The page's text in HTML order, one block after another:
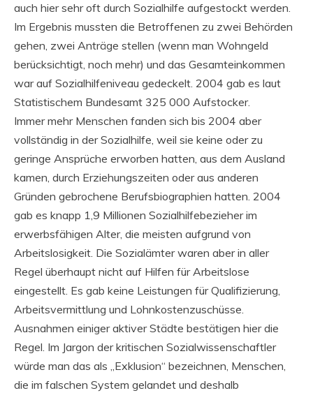
auch hier sehr oft durch Sozialhilfe aufgestockt werden.
Im Ergebnis mussten die Betroffenen zu zwei Behörden
gehen, zwei Anträge stellen (wenn man Wohngeld
berücksichtigt, noch mehr) und das Gesamteinkommen
war auf Sozialhilfeniveau gedeckelt. 2004 gab es laut
Statistischem Bundesamt 325 000 Aufstocker.
Immer mehr Menschen fanden sich bis 2004 aber
vollständig in der Sozialhilfe, weil sie keine oder zu
geringe Ansprüche erworben hatten, aus dem Ausland
kamen, durch Erziehungszeiten oder aus anderen
Gründen gebrochene Berufsbiographien hatten. 2004
gab es knapp 1,9 Millionen Sozialhilfebezieher im
erwerbsfähigen Alter, die meisten aufgrund von
Arbeitslosigkeit. Die Sozialämter waren aber in aller
Regel überhaupt nicht auf Hilfen für Arbeitslose
eingestellt. Es gab keine Leistungen für Qualifizierung,
Arbeitsvermittlung und Lohnkostenzuschüsse.
Ausnahmen einiger aktiver Städte bestätigen hier die
Regel. Im Jargon der kritischen Sozialwissenschaftler
würde man das als „Exklusion“ bezeichnen, Menschen,
die im falschen System gelandet und deshalb